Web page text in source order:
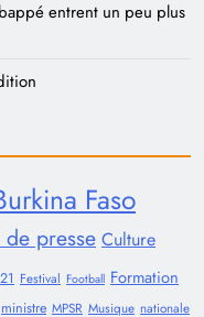
entrent un peu plus
Faso
presse Culture
Festival Football Formation
ministre MPSR Musique nationale